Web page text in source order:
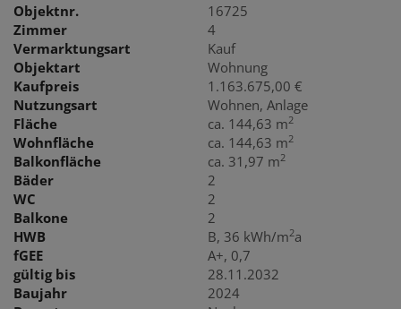
Objektnr.
16725
Zimmer
4
Vermarktungsart
Kauf
Objektart
Wohnung
Kaufpreis
1.163.675,00 €
Nutzungsart
Wohnen Anlage
Fläche
ca. 144,63 m2
Wohnfläche ca. 144,63 m2
Balkonfläche ca. 31,97 m2
Bäder
2
WC
2
Balkone
2
HWB
B, 36 kWh/m2a
fGEE
A+, 0,7
gültig bis
28.11.2032
Baujahr
2024